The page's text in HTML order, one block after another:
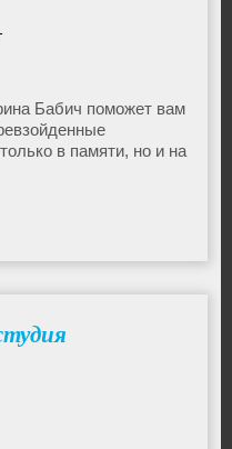
Бабич поможет вам
в памяти, но и на